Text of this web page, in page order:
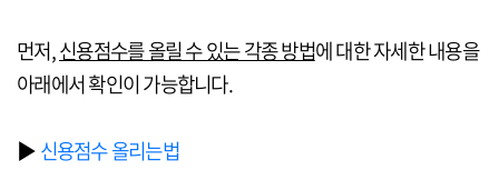
먼저,신용점수를 올릴 수 있는 각종 방법에 대한 자세한 내용을
아래에서 확인이 가능합니다.
▶신용점수 올리는법